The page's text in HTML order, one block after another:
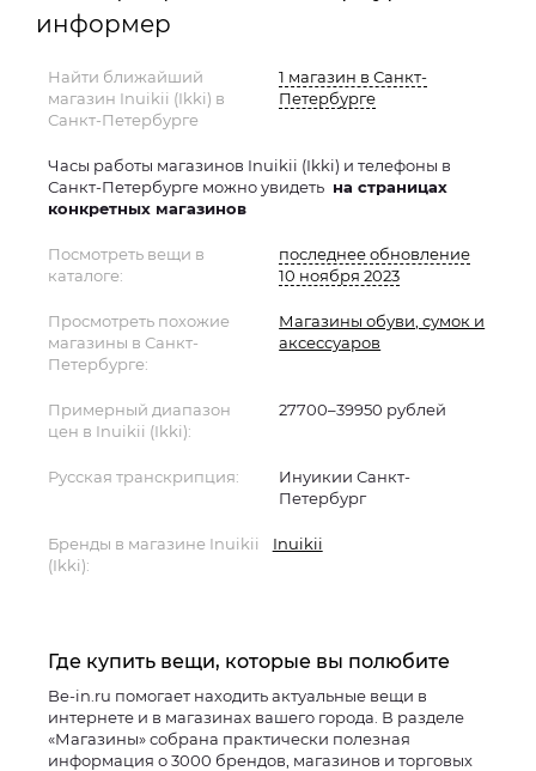
информер
Найти ближайший
магазин Inuikii (Ikki) в
Санкт-Петербурге
1 магазин в Санкт-
Петербурге
Часы работы магазинов Inuikii (Ikki) и телефоны в
Санкт-Петербурге можно увидеть на страницах
конкретных магазинов
Посмотреть вещи в
каталоге:
последнее обновление
10 ноября 2023
Просмотреть похожие
магазины в Санкт-
Петербурге:
Магазины обуви, сумок и
аксессуаров
Примерный диапазон
цен в Inuikii (Ikki):
27700–39950 рублей
Русская транскрипция:
Инуикии Санкт-
Петербург
Бренды в магазине Inuikii
(Ikki):
Inuikii
Где купить вещи, которые вы полюбите
Be-in.ru помогает находить актуальные вещи в
интернете и в магазинах вашего города. В разделе
«Магазины» собрана практически полезная
информация о 3000 брендов, магазинов и торговых